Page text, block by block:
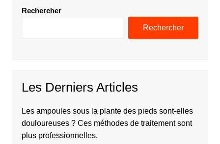
Rechercher
Rechercher
Les Derniers Articles
Les ampoules sous la plante des pieds sont-elles
douloureuses ? Ces méthodes de traitement sont
plus professionnelles.